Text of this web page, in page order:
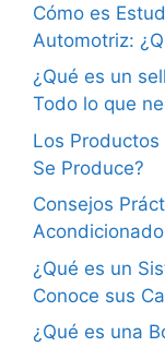
Cómo es
Automotriz:
¿Qué es un
Todo lo que
Los
Se Produce?
Consejos
¿Qué es un
Conoce sus
¿Qué es una